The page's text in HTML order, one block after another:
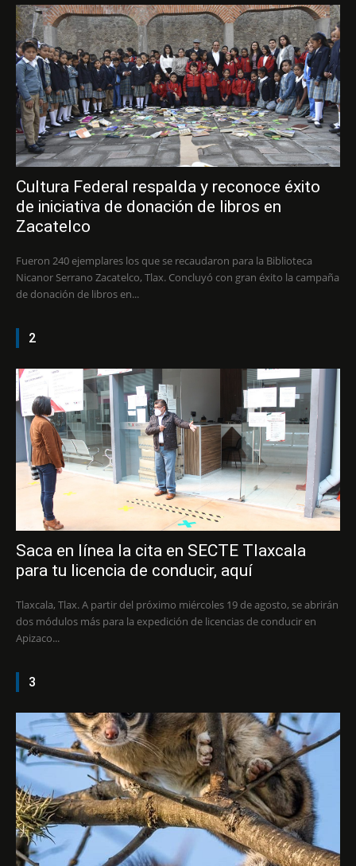
Cultura Federal respalda y reconoce éxito
de iniciativa de donación de libros en
Zacatelco
Fueron 240 ejemplares los que se recaudaron para la Biblioteca
Nicanor Serrano Zacatelco, Tlax. Concluyó con gran éxito la campaña
de donación de libros en...
2
Saca en línea la cita en SECTE Tlaxcala
para tu licencia de conducir, aquí
Tlaxcala, Tlax. A partir del próximo miércoles 19 de agosto, se abrirán
dos módulos más para la expedición de licencias de conducir en
Apizaco...
3